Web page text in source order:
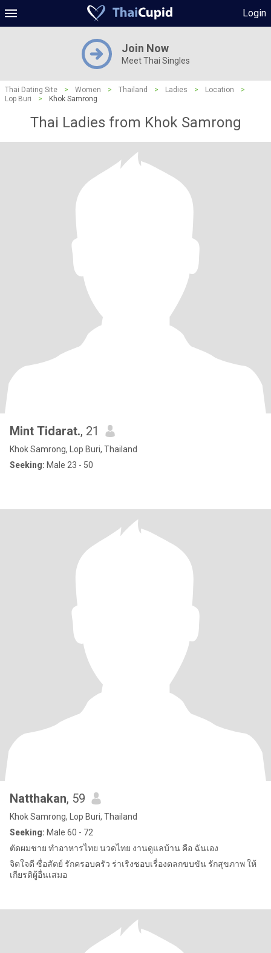
Login
Join Now
Meet Thai Singles
Thai Dating Site > Women > Thailand > Ladies > Location
>
Lop Buri
> Khok Samrong
Thai Ladies from Khok Samrong
Mint Tidarat., 21
Khok Samrong, Lop Buri, Thailand
Seeking: Male 23 - 50
Natthakan, 59
Khok Samrong, Lop Buri, Thailand
Seeking: Male 60 - 72
ตัดผมชาย ทำอาหารไทย นวดไทย งานดูแลบ้าน คือ ฉันเอง
จิตใจดี ซื่อสัตย์ รักครอบครัว ร่าเริงชอบเรื่องตลกขบขัน รักสุขภาพ ให้
เกียรติผู้อื่นเสมอ